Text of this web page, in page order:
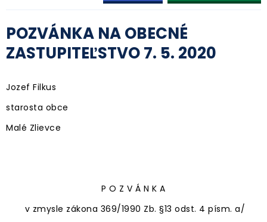
POZVÁNKA NA OBECNÉ
ZASTUPITEĽSTVO 7. 5. 2020
Jozef Filkus
starosta obce
Malé Zlievce
P O Z V Á N K A
v zmysle zákona 369/1990 Zb. §13 odst. 4 písm. a/